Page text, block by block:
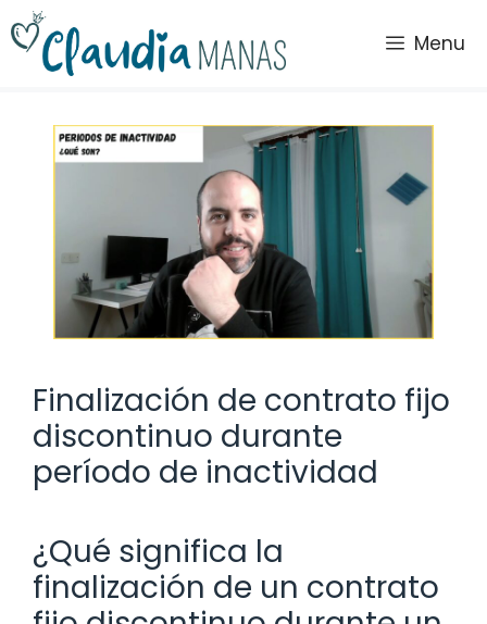
Saltar
al
contenido
Menu
Finalización de contrato fijo
discontinuo durante
período de inactividad
¿Qué significa la
finalización de un contrato